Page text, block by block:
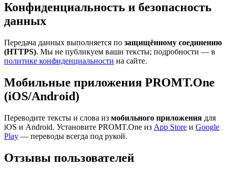
Конфиденциальность и безопасность
данных
Передача данных выполняется по защищённому соединению
(HTTPS). Мы не публикуем ваши тексты; подробности — в
политике конфиденциальности на сайте.
Мобильные приложения PROMT.One
(iOS/Android)
Переводите тексты и слова из мобильного приложения для
iOS и Android. Установите PROMT.One из App Store и Google
Play — переводы всегда под рукой.
Отзывы пользователей